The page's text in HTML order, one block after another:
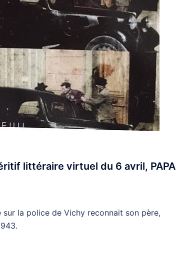
littéraire virtuel du 6 avril, PAPA
la police de Vichy reconnait son père,